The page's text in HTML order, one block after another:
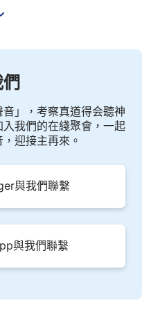
」，考察真道得会聽神
我們的在綫聚會，一起
迎接主再來。
與我們聯繫
與我們聯繫